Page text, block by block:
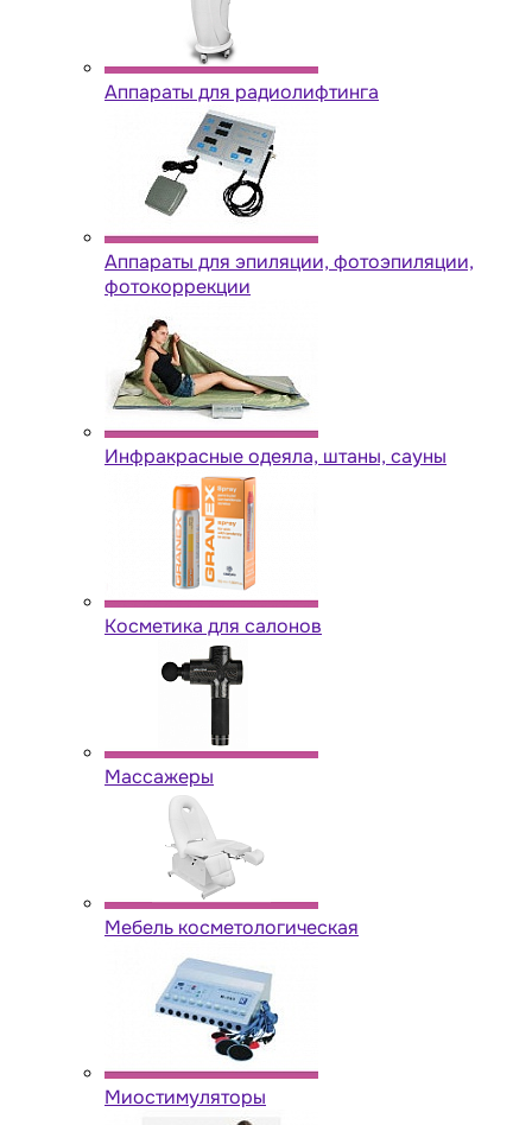
Аппараты для радиолифтинга
Аппараты для эпиляции, фотоэпиляции,
фотокоррекции
Инфракрасные одеяла, штаны, сауны
Косметика для салонов
Массажеры
Мебель косметологическая
Миостимуляторы